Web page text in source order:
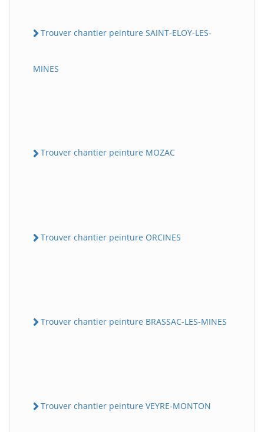
Trouver chantier peinture SAINT-ELOY-LES-
MINES
Trouver chantier peinture MOZAC
Trouver chantier peinture ORCINES
Trouver chantier peinture BRASSAC-LES-MINES
Trouver chantier peinture VEYRE-MONTON